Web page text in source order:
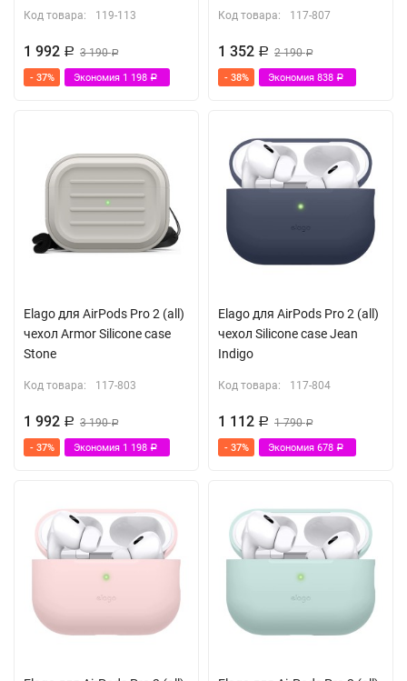
Код товара: 119-113
1 992 Р 3 190Р
- 37% Экономия 1 198 Р
Код товара: 117-807
1 352 Р 2 190Р
- 38% Экономия 838 Р
Elago для AirPods Pro 2 (all)
чехол Armor Silicone case
Stone
Код товара: 117-803
1 992 Р 3 190Р
- 37% Экономия 1 198 Р
Elago для AirPods Pro 2 (all)
чехол Silicone case Jean
Indigo
Код товара: 117-804
1 112 Р 1 790Р
- 37% Экономия 678 Р